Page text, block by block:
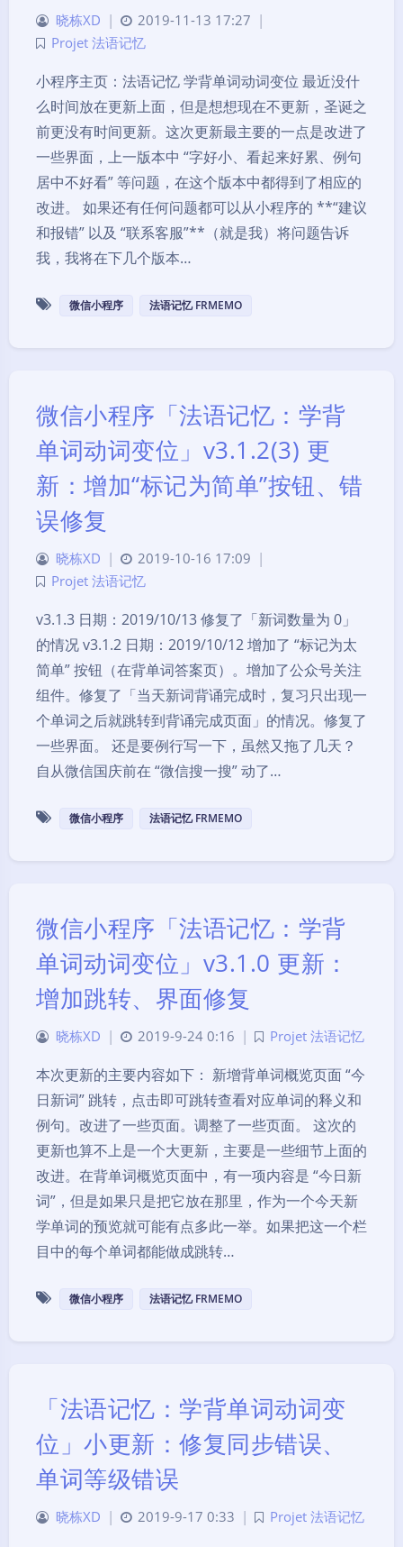
晓栋XD | 2019-11-13 17:27 |
Projet 法语记忆
小程序主页：法语记忆 学背单词动词变位 最近没什
么时间放在更新上面，但是想想现在不更新，圣诞之
前更没有时间更新。这次更新最主要的一点是改进了
一些界面，上一版本中 “字好小、看起来好累、例句
居中不好看” 等问题，在这个版本中都得到了相应的
改进。 如果还有任何问题都可以从小程序的 **“建议
和报错” 以及 “联系客服”**（就是我）将问题告诉
我，我将在下几个版本…
微信小程序 法语记忆 FRMEMO
微信小程序「法语记忆：学背
单词动词变位」v3.1.2(3) 更
新：增加“标记为简单”按钮、错
误修复
晓栋XD | 2019-10-16 17:09 |
Projet 法语记忆
v3.1.3 日期：2019/10/13 修复了「新词数量为 0」
的情况 v3.1.2 日期：2019/10/12 增加了 “标记为太
简单” 按钮（在背单词答案页）。增加了公众号关注
组件。修复了「当天新词背诵完成时，复习只出现一
个单词之后就跳转到背诵完成页面」的情况。修复了
一些界面。 还是要例行写一下，虽然又拖了几天？
自从微信国庆前在 “微信搜一搜” 动了…
微信小程序 法语记忆 FRMEMO
微信小程序「法语记忆：学背
单词动词变位」v3.1.0 更新：
增加跳转、界面修复
晓栋XD | 2019-9-24 0:16 | Projet 法语记忆
本次更新的主要内容如下： 新增背单词概览页面 “今
日新词” 跳转，点击即可跳转查看对应单词的释义和
例句。改进了一些页面。调整了一些页面。 这次的
更新也算不上是一个大更新，主要是一些细节上面的
改进。在背单词概览页面中，有一项内容是 “今日新
词”，但是如果只是把它放在那里，作为一个今天新
学单词的预览就可能有点多此一举。如果把这一个栏
目中的每个单词都能做成跳转…
微信小程序 法语记忆 FRMEMO
「法语记忆：学背单词动词变
位」小更新：修复同步错误、
单词等级错误
晓栋XD | 2019-9-17 0:33 | Projet 法语记忆